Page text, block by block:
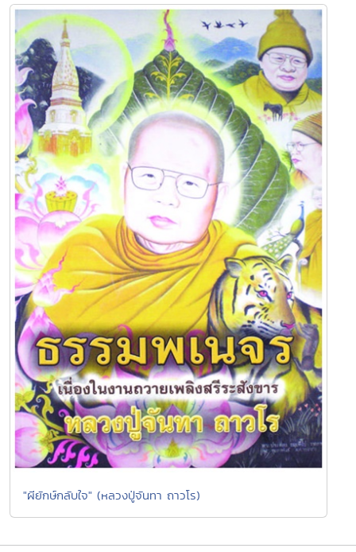
"ผียักษ์กลับใจ" (หลวงปู่จันทา ถาวโร)